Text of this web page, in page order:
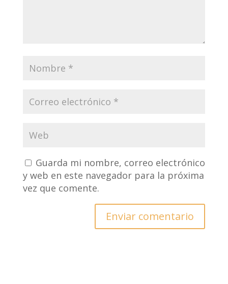
Guarda mi nombre, correo electrónico
y web en este navegador para la próxima
vez que comente.